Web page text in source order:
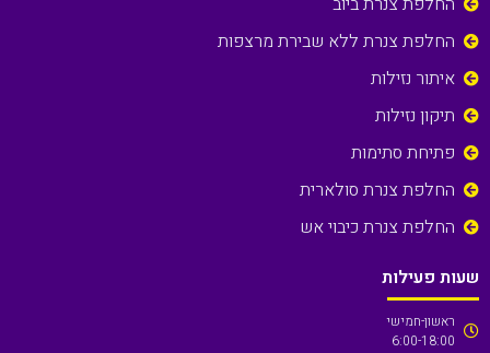
החלפת צנרת ללא שבירת מרצפות
איתור נזילות
תיקון נזילות
פתיחת סתימות
החלפת צנרת סולארית
החלפת צנרת כיבוי אש
שעות פעילות
ראשון-חמישי
6:00-18:00